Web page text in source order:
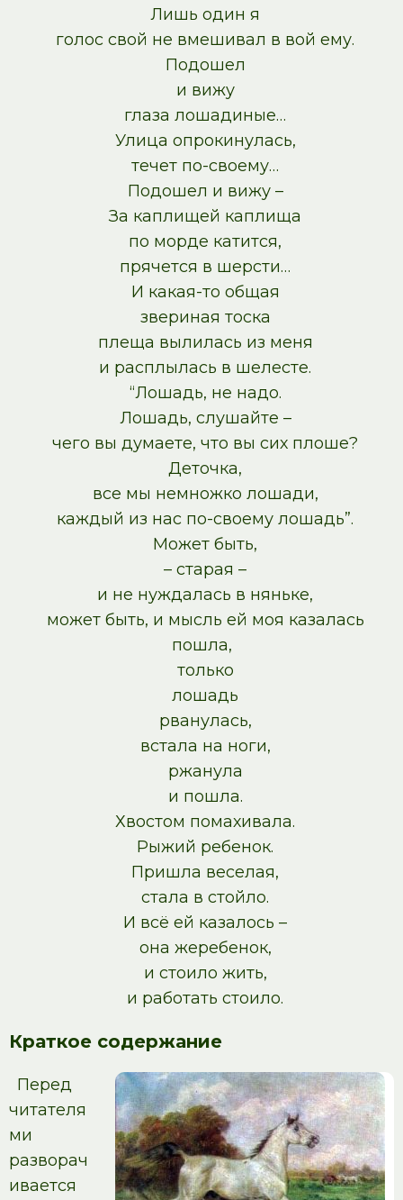
Лишь один я
голос свой не вмешивал в вой ему.
Подошел
и вижу
глаза лошадиные…
Улица опрокинулась,
течет по-своему…
Подошел и вижу –
За каплищей каплища
по морде катится,
прячется в шерсти…
И какая-то общая
звериная тоска
плеща вылилась из меня
и расплылась в шелесте.
“Лошадь, не надо.
Лошадь, слушайте –
чего вы думаете, что вы сих плоше?
Деточка,
все мы немножко лошади,
каждый из нас по-своему лошадь”.
Может быть,
– старая –
и не нуждалась в няньке,
может быть, и мысль ей моя казалась
пошла,
только
лошадь
рванулась,
встала на ноги,
ржанула
и пошла.
Хвостом помахивала.
Рыжий ребенок.
Пришла веселая,
стала в стойло.
И всё ей казалось –
она жеребенок,
и стоило жить,
и работать стоило.
Краткое содержание
Перед
читателя
ми
разворач
ивается